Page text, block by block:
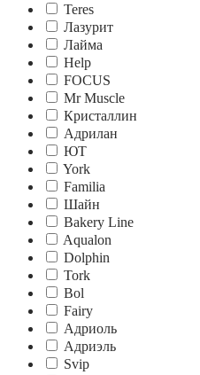
Teres
Лазурит
Лайма
Help
FOCUS
Mr Muscle
Кристаллин
Адрилан
ЮТ
York
Familia
Шайн
Bakery Line
Aqualon
Dolphin
Tork
Bol
Fairy
Адриоль
Адриэль
Svip